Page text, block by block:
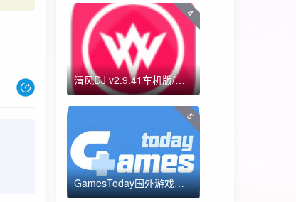
4
清风DJ v2.9.41车机版/手机版-全方位DJ舞曲
5
GamesToday国外游戏下载器 不需要T子